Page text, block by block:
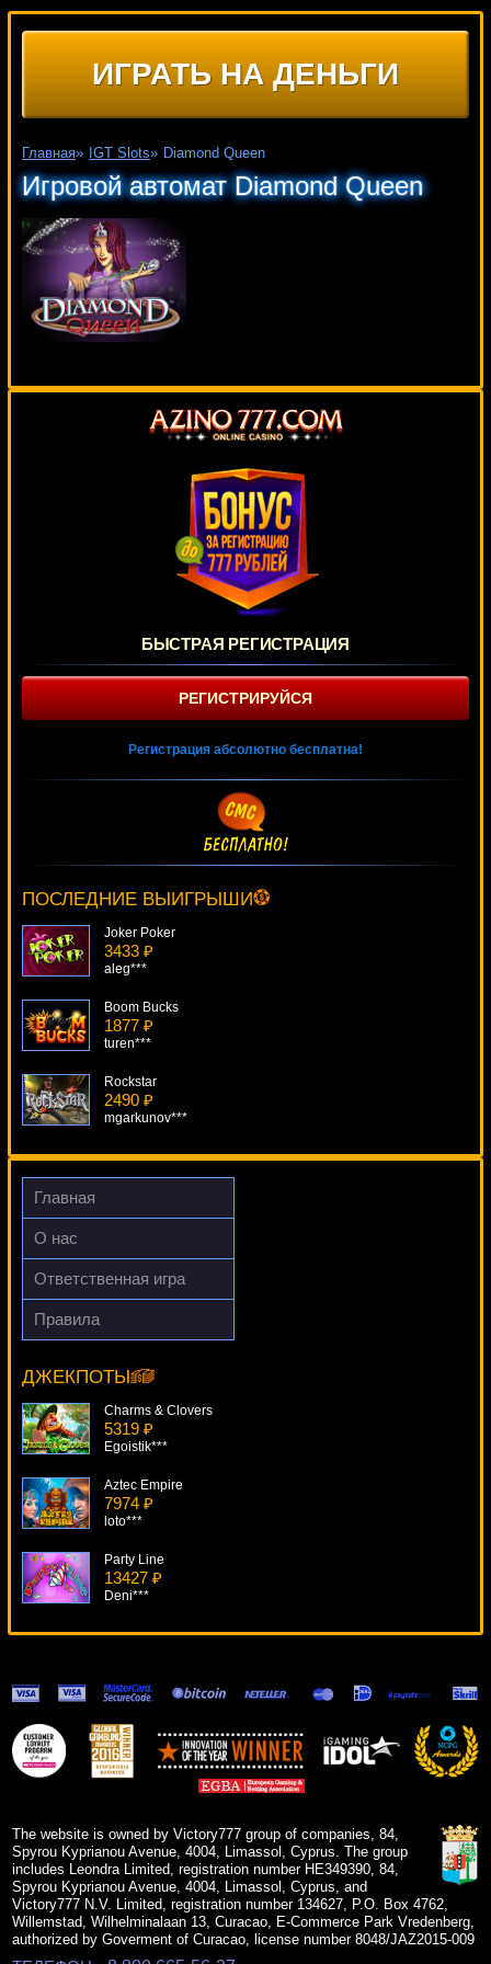
ИГРАТЬ НА ДЕНЬГИ
Главная» IGT Slots» Diamond Queen
Игровой автомат Diamond Queen
БЫСТРАЯ РЕГИСТРАЦИЯ
РЕГИСТРИРУЙСЯ
Регистрация абсолютно бесплатна!
ПОСЛЕДНИЕ ВЫИГРЫШИ
aleg***
Joker Poker
3433 ₽
aleg***
Boom Bucks
1877 ₽
turen***
Rockstar
2490 ₽
mgarkunov***
Big Kahuna Snakes And Ladders
4165 ₽
mgarkunov***
Главная
О нас
Ответственная игра
Правила
ДЖЕКПОТЫ
Paco And Popping Peppers
Deni***
Charms & Clovers
5319 ₽
Egoistik***
Aztec Empire
7974 ₽
loto***
Party Line
13427 ₽
Deni***
Secret Code
13243 ₽
beautif***
Alien Robots
The website is owned by Victory777 group of companies, 84,
Spyrou Kyprianou Avenue, 4004, Limassol, Cyprus. The group
includes Leondra Limited, registration number HE349390, 84,
Spyrou Kyprianou Avenue, 4004, Limassol, Cyprus, and
Victory777 N.V. Limited, registration number 134627, P.O. Box 4762,
Willemstad, Wilhelminalaan 13, Curacao, E-Commerce Park Vredenberg,
authorized by Goverment of Curacao, license number 8048/JAZ2015-009